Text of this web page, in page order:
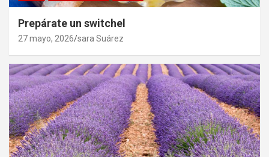
Prepárate un switchel
27 mayo, 2026 sara Suárez